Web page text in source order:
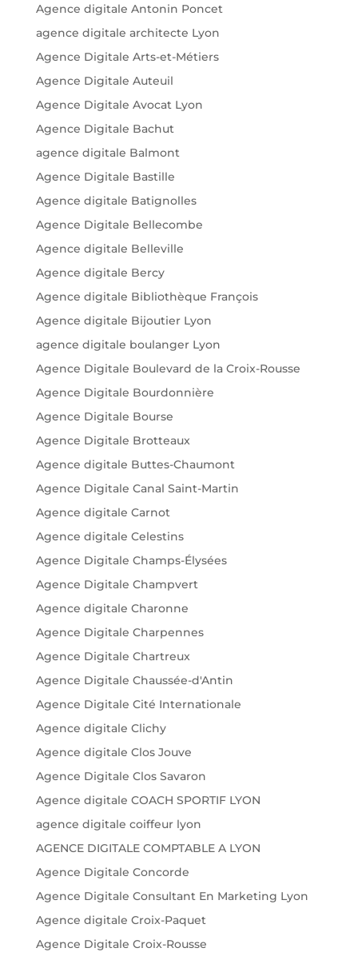
Agence digitale Antonin Poncet
agence digitale architecte Lyon
Agence Digitale Arts-et-Métiers
Agence Digitale Auteuil
Agence Digitale Avocat Lyon
Agence Digitale Bachut
agence digitale Balmont
Agence Digitale Bastille
Agence digitale Batignolles
Agence Digitale Bellecombe
Agence digitale Belleville
Agence digitale Bercy
Agence digitale Bibliothèque François
Agence digitale Bijoutier Lyon
agence digitale boulanger Lyon
Agence Digitale Boulevard de la Croix-Rousse
Agence Digitale Bourdonnière
Agence Digitale Bourse
Agence Digitale Brotteaux
Agence digitale Buttes-Chaumont
Agence Digitale Canal Saint-Martin
Agence digitale Carnot
Agence digitale Celestins
Agence Digitale Champs-Élysées
Agence Digitale Champvert
Agence digitale Charonne
Agence Digitale Charpennes
Agence Digitale Chartreux
Agence Digitale Chaussée-d'Antin
Agence Digitale Cité Internationale
Agence digitale Clichy
Agence digitale Clos Jouve
Agence Digitale Clos Savaron
Agence digitale COACH SPORTIF LYON
agence digitale coiffeur lyon
AGENCE DIGITALE COMPTABLE A LYON
Agence Digitale Concorde
Agence Digitale Consultant En Marketing Lyon
Agence digitale Croix-Paquet
Agence Digitale Croix-Rousse